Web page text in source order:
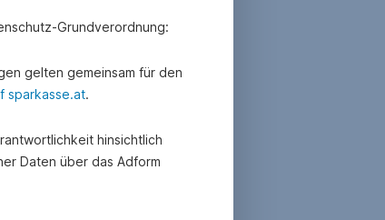
Grundverordnung:
gelten gemeinsam für den
sparkasse.at.
hinsichtlich
Daten über das Adform